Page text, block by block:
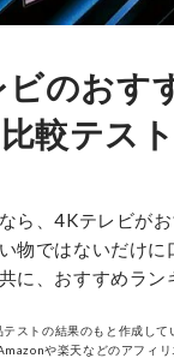
のおす
較テスト
ら、4Kテレビが
物ではないだけ
に、おすすめラン
ストの結果のもと作成して
や楽天などのアフィ